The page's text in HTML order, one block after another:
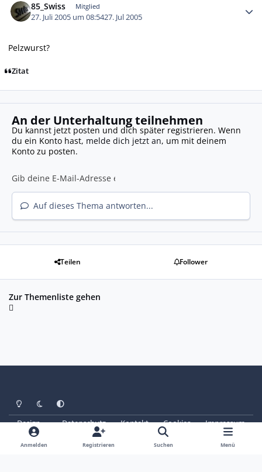
85_Swiss Mitglied
27. Juli 2005 um 08:5427. Jul 2005
Pelzwurst?
Zitat
An der Unterhaltung teilnehmen
Du kannst jetzt posten und dich später registrieren. Wenn
du ein Konto hast, melde dich jetzt an, um mit deinem
Konto zu posten.
Auf dieses Thema antworten...
Teilen Follower
Zur Themenliste gehen
Heller ModusDunkler Modus
Systemeinstellung
Design Datenschutz Kontakt Cookies
Impressum
© Copyright 2025 - SAABoteure e. V.
Powered by Invision Community
Anmelden Registrieren Suchen Menü